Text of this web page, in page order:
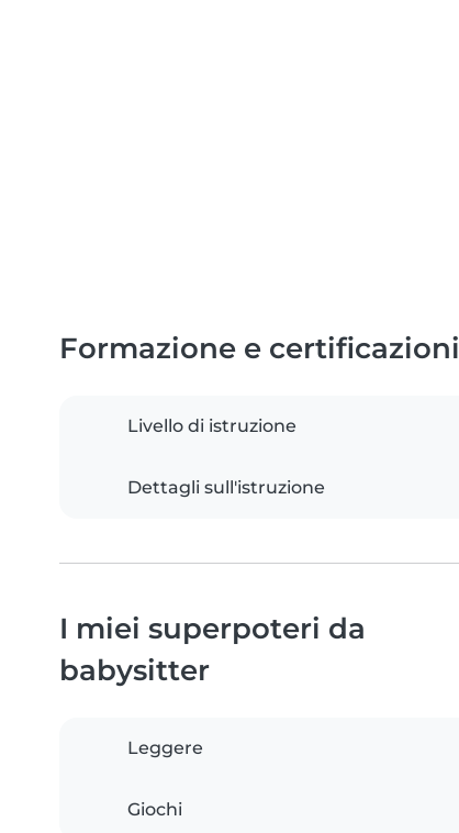
Formazione e certificazioni
Livello di istruzione
Dettagli sull'istruzione
I miei superpoteri da
babysitter
Leggere
Giochi